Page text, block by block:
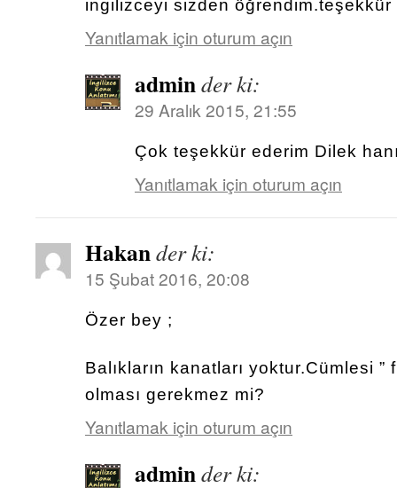
ingilizceyi sizden öğrendim.teşekkür
Yanıtlamak için oturum açın
adminder ki:
29 Aralık 2015, 21:55
Çok teşekkür ederim Dilek
Yanıtlamak için oturum açın
Hakander ki:
15 Şubat 2016, 20:08
Özer bey ;
Balıkların kanatları yoktur.Cümlesi ”
olması gerekmez mi?
Yanıtlamak için oturum açın
adminder ki: